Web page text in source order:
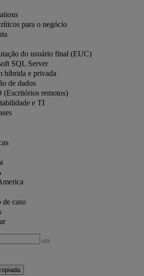
para o negócio
do usuário final (EUC)
SQL Server
híbrida e privada
de dados
(Escritórios remotos)
e TI
de caso